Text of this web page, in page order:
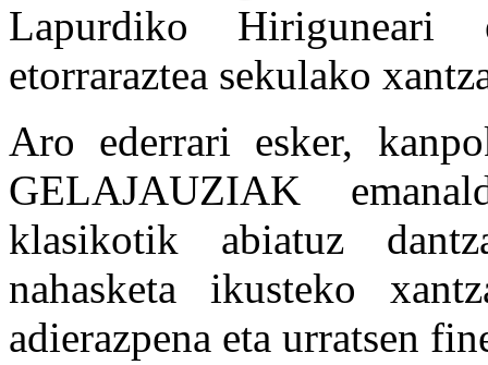
Lapurdiko
etorraraztea sekulako
Aro ederrari esker,
GELAJAUZIAK
klasikotik abiatuz
nahasketa ikusteko
adierazpena eta urratsen